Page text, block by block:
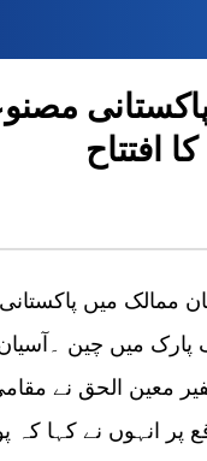
افتتاح
ممالک میں
پارک میں چین ۔آسیان
معین الحق نے
پر انہوں نے کہا کہ